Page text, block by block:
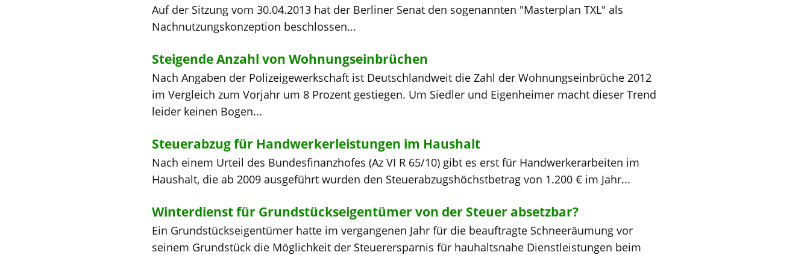
Auf der Sitzung vom 30.04.2013 hat der Berliner Senat den sogenannten "Masterplan TXL" als
Nachnutzungskonzeption beschlossen...
Steigende Anzahl von Wohnungseinbrüchen
Nach Angaben der Polizeigewerkschaft ist Deutschlandweit die Zahl der Wohnungseinbrüche 2012
im Vergleich zum Vorjahr um 8 Prozent gestiegen. Um Siedler und Eigenheimer macht dieser Trend
leider keinen Bogen...
Steuerabzug für Handwerkerleistungen im Haushalt
Nach einem Urteil des Bundesfinanzhofes (Az VI R 65/10) gibt es erst für Handwerkerarbeiten im
Haushalt, die ab 2009 ausgeführt wurden den Steuerabzugshöchstbetrag von 1.200 € im Jahr...
Winterdienst für Grundstückseigentümer von der Steuer absetzbar?
Ein Grundstückseigentümer hatte im vergangenen Jahr für die beauftragte Schneeräumung vor
seinem Grundstück die Möglichkeit der Steuerersparnis für hauhaltsnahe Dienstleistungen beim